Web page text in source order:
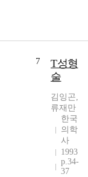
7
T성형
술
김잉곤,
류재만
한국
의학
사
1993
p.34-
37